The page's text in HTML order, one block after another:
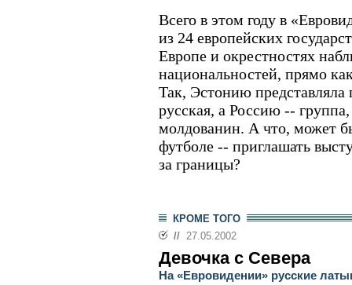
Всего в этом году в
из 24 европейских
Европе и окрестностях
национальностей, прямо
Так, Эстонию
русская, а Россию --
молдованин. А что, может
футболе -- приглашать
за границы?
КРОМЕ ТОГО
// 27.05.2002
Девочка с Севера
На «Евровидении» русские